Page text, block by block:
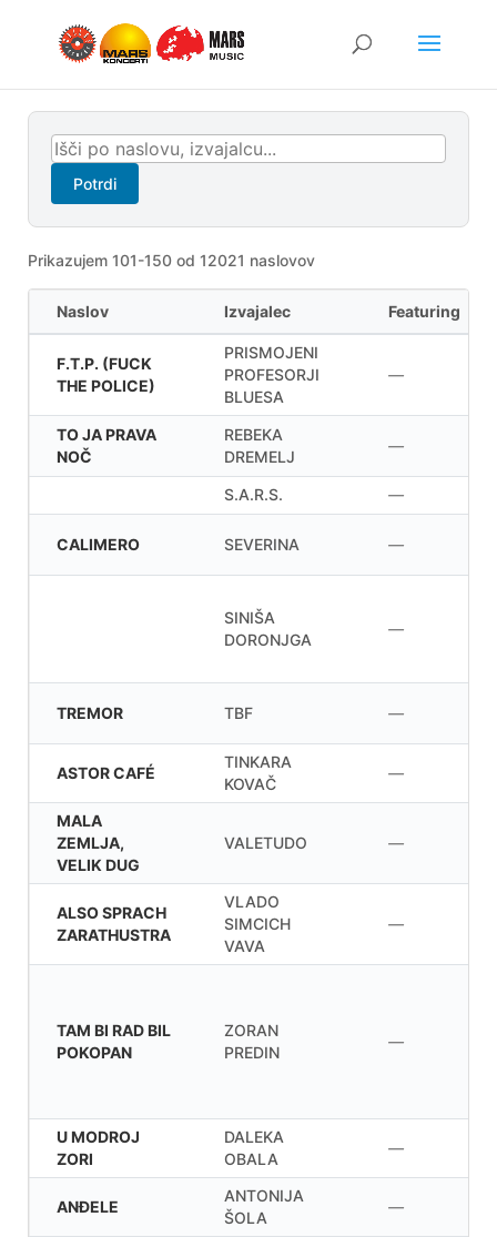
Potrdi
Prikazujem 101-150 od 12021 naslovov
Naslov Izvajalec Featuring
F.T.P. (FUCK
THE POLICE)
PRISMOJENI
PROFESORJI
BLUESA
—
TO JA PRAVA
NOČ
REBEKA
DREMELJ
—
S.A.R.S. —
CALIMERO SEVERINA —
SINIŠA
DORONJGA
—
TREMOR TBF —
ASTOR CAFÉ
TINKARA
KOVAČ
—
MALA
ZEMLJA,
VELIK DUG
VALETUDO —
ALSO SPRACH
ZARATHUSTRA
VLADO
SIMCICH
VAVA
—
TAM BI RAD BIL
POKOPAN
ZORAN
PREDIN
—
U MODROJ
ZORI
DALEKA
OBALA
—
ANĐELE
ANTONIJA
ŠOLA
—